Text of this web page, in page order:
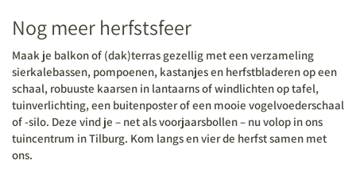
Nog meer herfstsfeer
Maak je balkon of (dak)terras gezellig met een verzameling
sierkalebassen, pompoenen, kastanjes en herfstbladeren op een
schaal, robuuste kaarsen in lantaarns of windlichten op tafel,
tuinverlichting, een buitenposter of een mooie vogelvoederschaal
of -silo. Deze vind je – net als voorjaarsbollen – nu volop in ons
tuincentrum in Tilburg. Kom langs en vier de herfst samen met
ons.